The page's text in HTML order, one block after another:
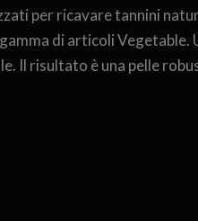
per ricavare tannini
di articoli Vegetable.
Il risultato è una pelle